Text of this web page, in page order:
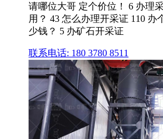
请哪位大哥 定个价位！ 6 办理
用？ 43 怎么办理开采证 110 办
少钱？ 5 办矿石开采证
联系电话: 180 3780 8511